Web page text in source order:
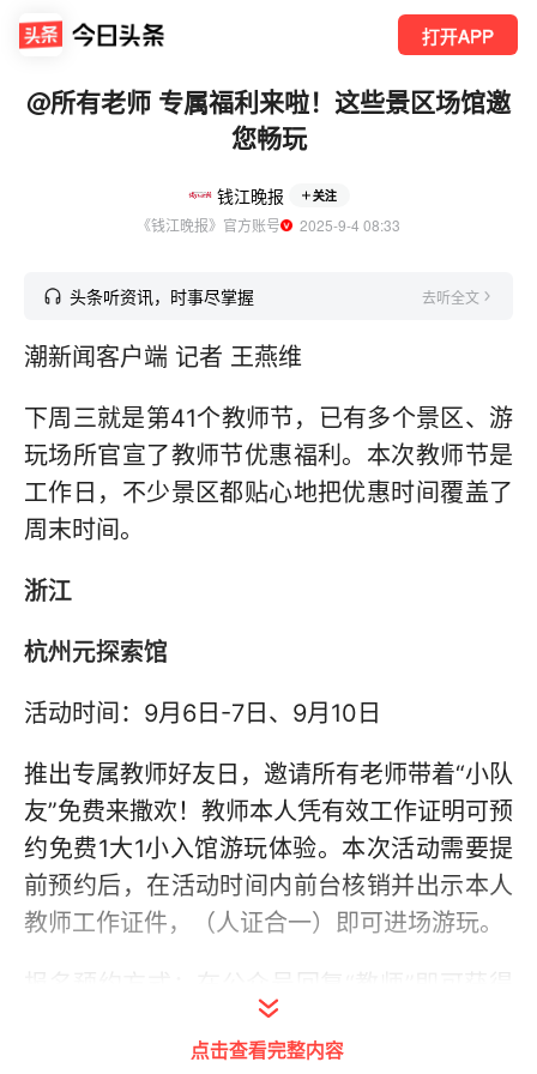
打开APP
@所有老师 专属福利来啦！这些景区场馆邀
您畅玩
钱江晚报 关注
《钱江晚报》官方账号
  2025-9-4 08:33
头条听资讯，时事尽掌握 去听全文
潮新闻客户端 记者 王燕维
下周三就是第41个教师节，已有多个景区、游
玩场所官宣了教师节优惠福利。本次教师节是
工作日，不少景区都贴心地把优惠时间覆盖了
周末时间。
浙江
杭州元探索馆
活动时间：9月6日-7日、9月10日
推出专属教师好友日，邀请所有老师带着“小队
友”免费来撒欢！教师本人凭有效工作证明可预
约免费1大1小入馆游玩体验。本次活动需要提
前预约后，在活动时间内前台核销并出示本人
教师工作证件，（人证合一）即可进场游玩。
报名通道，报名预约截止时间为9月5日
12:00（先到先得、名额满员即关闭通道）。
点击查看完整内容